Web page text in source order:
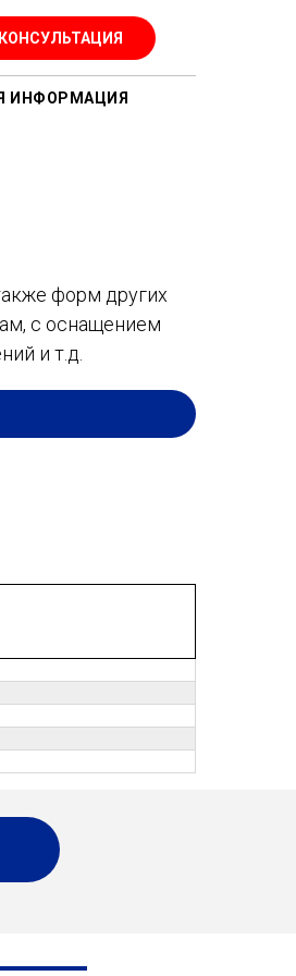
КОНСУЛЬТАЦИЯ
ИНФОРМАЦИЯ
форм других
с оснащением
и т.д.